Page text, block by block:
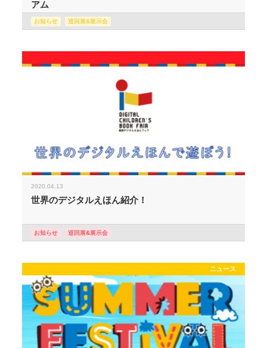
アム
お知らせ 巡回展&展示会
2020.04.13
世界のデジタルえほん紹介！
お知らせ 巡回展&展示会
ニュース